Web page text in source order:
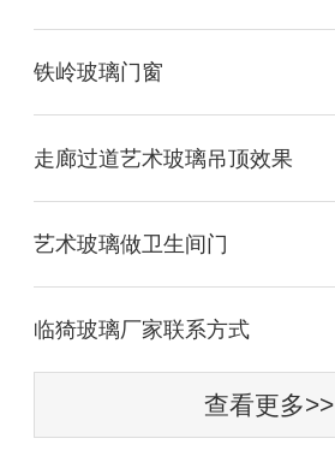
铁岭玻璃门窗
走廊过道艺术玻璃吊顶效果
艺术玻璃做卫生间门
临猗玻璃厂家联系方式
查看更多>>